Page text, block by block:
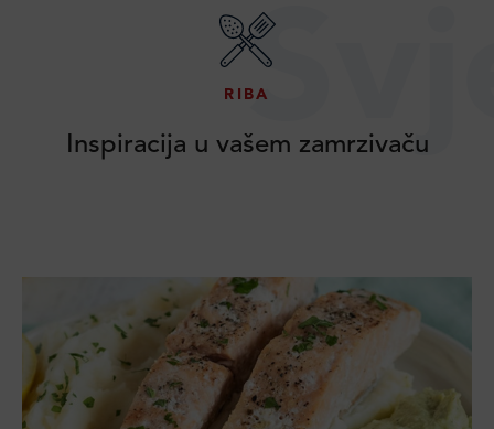
RIBA
Inspiracija u vašem zamrzivaču